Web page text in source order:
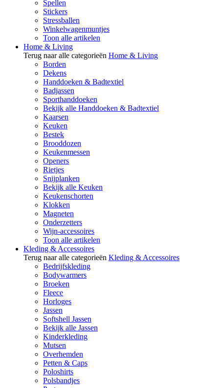
Spellen
Stickers
Stressballen
Winkelwagenmuntjes
Toon alle artikelen
Home & Living
Terug naar alle categorieën Home & Living
Borden
Dekens
Handdoeken & Badtextiel
Badjassen
Sporthanddoeken
Bekijk alle Handdoeken & Badtextiel
Kaarsen
Keuken
Bestek
Brooddozen
Keukenmessen
Openers
Rietjes
Snijplanken
Bekijk alle Keuken
Keukenschorten
Klokken
Magneten
Onderzetters
Wijn-accessoires
Toon alle artikelen
Kleding & Accessoires
Terug naar alle categorieën Kleding & Accessoires
Bedrijfskleding
Bodywarmers
Broeken
Fleece
Horloges
Jassen
Softshell Jassen
Bekijk alle Jassen
Kinderkleding
Mutsen
Overhemden
Petten & Caps
Poloshirts
Polsbandjes